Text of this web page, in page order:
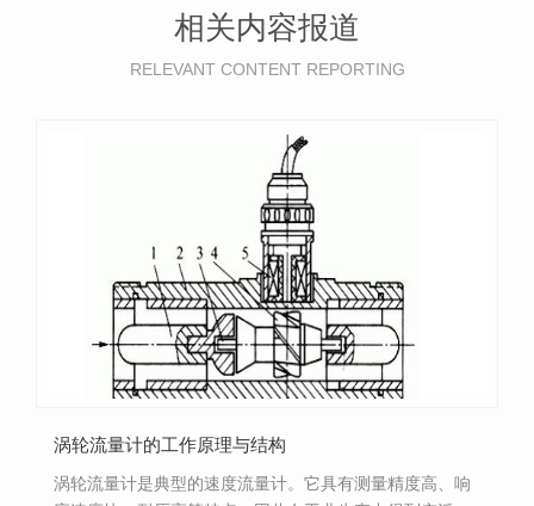
相关内容报道
RELEVANT CONTENT REPORTING
涡轮流量计的工作原理与结构
涡轮流量计是典型的速度流量计。它具有测量精度高、响